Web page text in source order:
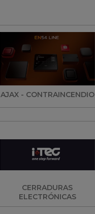
AJAX - CONTRAINCENDIO
CERRADURAS
ELECTRÓNICAS